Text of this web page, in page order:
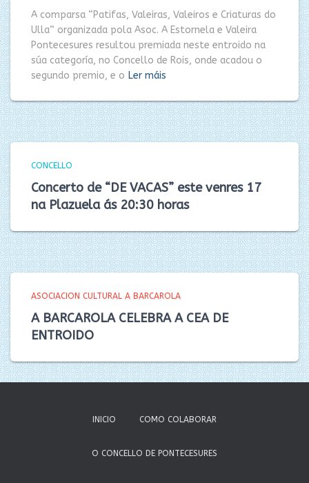
A comparsa “Patifas, Valeiras, Valeiros e Criaturas do
Ulla“ organizada pola Asoc. A Estornela e Valeira
Pontecesures resultou premiada neste entroido na
súa categoría, no Concello de Rois, onde acadou o
segundo premio, e o Ler máis
CONCELLO
Concerto de “DE VACAS” este venres 17
na Plazuela ás 20:30 horas
ASOCIACION CULTURAL A BARCAROLA
A BARCAROLA CELEBRA A CEA DE
ENTROIDO
INICIO COMO COLABORAR
O CONCELLO DE PONTECESURES